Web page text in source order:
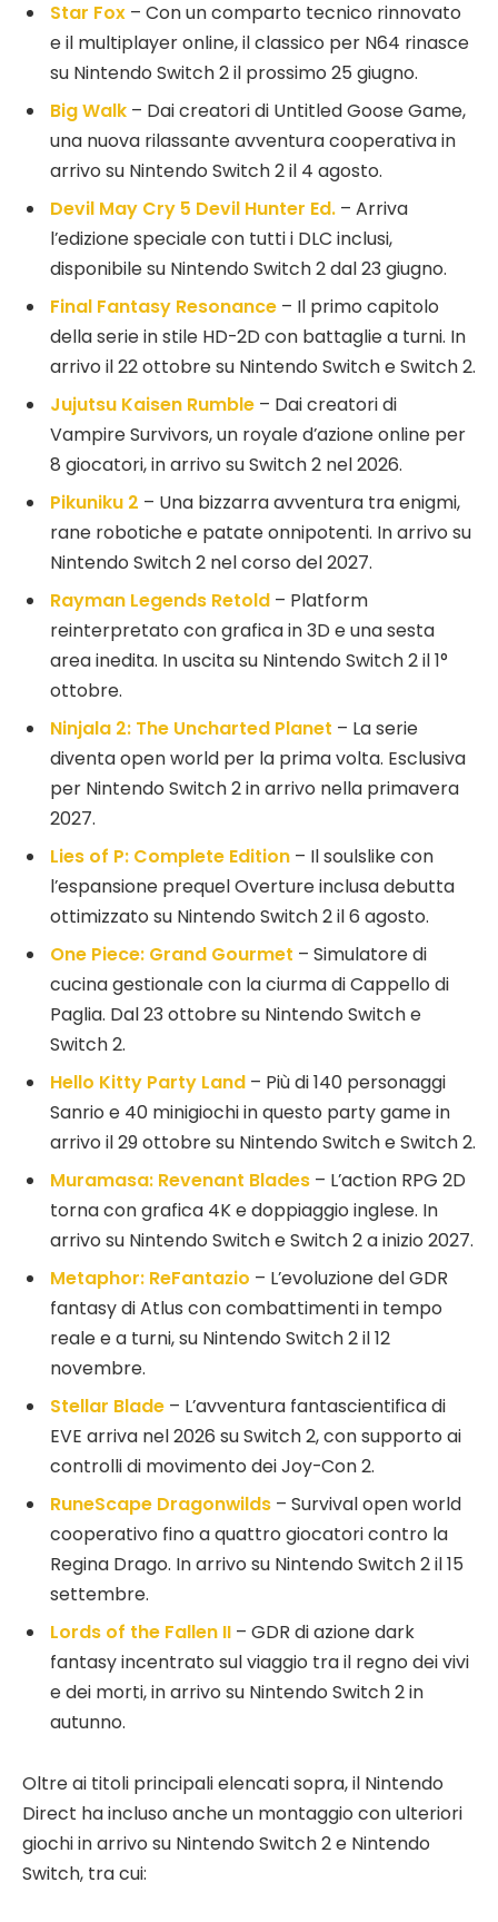
Star Fox – Con un comparto tecnico rinnovato
e il multiplayer online, il classico per N64 rinasce
su Nintendo Switch 2 il prossimo 25 giugno.
Big Walk – Dai creatori di Untitled Goose Game,
una nuova rilassante avventura cooperativa in
arrivo su Nintendo Switch 2 il 4 agosto.
Devil May Cry 5 Devil Hunter Ed. – Arriva
l’edizione speciale con tutti i DLC inclusi,
disponibile su Nintendo Switch 2 dal 23 giugno.
Final Fantasy Resonance – Il primo capitolo
della serie in stile HD-2D con battaglie a turni. In
arrivo il 22 ottobre su Nintendo Switch e Switch 2.
Jujutsu Kaisen Rumble – Dai creatori di
Vampire Survivors, un royale d’azione online per
8 giocatori, in arrivo su Switch 2 nel 2026.
Pikuniku 2 – Una bizzarra avventura tra enigmi,
rane robotiche e patate onnipotenti. In arrivo su
Nintendo Switch 2 nel corso del 2027.
Rayman Legends Retold – Platform
reinterpretato con grafica in 3D e una sesta
area inedita. In uscita su Nintendo Switch 2 il 1°
ottobre.
Ninjala 2: The Uncharted Planet – La serie
diventa open world per la prima volta. Esclusiva
per Nintendo Switch 2 in arrivo nella primavera
2027.
Lies of P: Complete Edition – Il soulslike con
l’espansione prequel Overture inclusa debutta
ottimizzato su Nintendo Switch 2 il 6 agosto.
One Piece: Grand Gourmet – Simulatore di
cucina gestionale con la ciurma di Cappello di
Paglia. Dal 23 ottobre su Nintendo Switch e
Switch 2.
Hello Kitty Party Land – Più di 140 personaggi
Sanrio e 40 minigiochi in questo party game in
arrivo il 29 ottobre su Nintendo Switch e Switch 2.
Muramasa: Revenant Blades – L’action RPG 2D
torna con grafica 4K e doppiaggio inglese. In
arrivo su Nintendo Switch e Switch 2 a inizio 2027.
Metaphor: ReFantazio – L’evoluzione del GDR
fantasy di Atlus con combattimenti in tempo
reale e a turni, su Nintendo Switch 2 il 12
novembre.
Stellar Blade – L’avventura fantascientifica di
EVE arriva nel 2026 su Switch 2, con supporto ai
controlli di movimento dei Joy-Con 2.
RuneScape Dragonwilds – Survival open world
cooperativo fino a quattro giocatori contro la
Regina Drago. In arrivo su Nintendo Switch 2 il 15
settembre.
Lords of the Fallen II – GDR di azione dark
fantasy incentrato sul viaggio tra il regno dei vivi
e dei morti, in arrivo su Nintendo Switch 2 in
autunno.
Oltre ai titoli principali elencati sopra, il Nintendo
Direct ha incluso anche un montaggio con ulteriori
giochi in arrivo su Nintendo Switch 2 e Nintendo
Switch, tra cui: